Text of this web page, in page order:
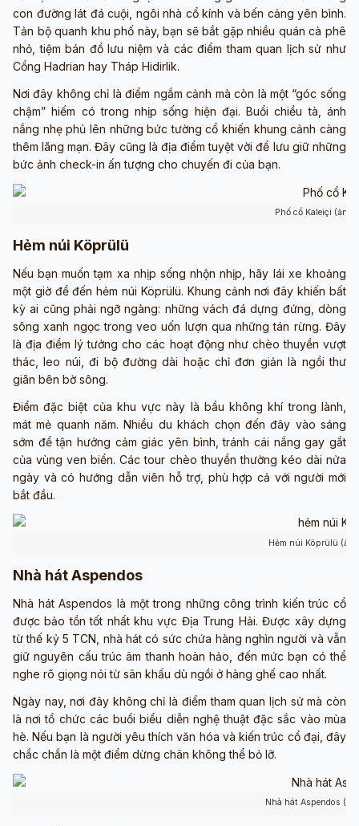
con đường lát đá cuội, ngôi nhà cổ kính và bến cảng yên bình.
Tản bộ quanh khu phố này, bạn sẽ bắt gặp nhiều quán cà phê
nhỏ, tiệm bán đồ lưu niệm và các điểm tham quan lịch sử như
Cổng Hadrian hay Tháp Hidirlik.
Nơi đây không chỉ là điểm ngắm cảnh mà còn là một “góc sống
chậm” hiếm có trong nhịp sống hiện đại. Buổi chiều tà, ánh
nắng nhẹ phủ lên những bức tường cổ khiến khung cảnh càng
thêm lãng mạn. Đây cũng là địa điểm tuyệt vời để lưu giữ những
bức ảnh check-in ấn tượng cho chuyến đi của bạn.
Phố cổ Kaleiçi (ảnh
Hẻm núi Köprülü
Nếu bạn muốn tạm xa nhịp sống nhộn nhịp, hãy lái xe khoảng
một giờ để đến hẻm núi Köprülü. Khung cảnh nơi đây khiến bất
kỳ ai cũng phải ngỡ ngàng: những vách đá dựng đứng, dòng
sông xanh ngọc trong veo uốn lượn qua những tán rừng. Đây
là địa điểm lý tưởng cho các hoạt động như chèo thuyền vượt
thác, leo núi, đi bộ đường dài hoặc chỉ đơn giản là ngồi thư
giãn bên bờ sông.
Điểm đặc biệt của khu vực này là bầu không khí trong lành,
mát mẻ quanh năm. Nhiều du khách chọn đến đây vào sáng
sớm để tận hưởng cảm giác yên bình, tránh cái nắng gay gắt
của vùng ven biển. Các tour chèo thuyền thường kéo dài nửa
ngày và có hướng dẫn viên hỗ trợ, phù hợp cả với người mới
bắt đầu.
Hẻm núi Köprülü
Nhà hát Aspendos
Nhà hát Aspendos là một trong những công trình kiến trúc cổ
được bảo tồn tốt nhất khu vực Địa Trung Hải. Được xây dựng
từ thế kỷ 5 TCN, nhà hát có sức chứa hàng nghìn người và vẫn
giữ nguyên cấu trúc âm thanh hoàn hảo, đến mức bạn có thể
nghe rõ giọng nói từ sân khấu dù ngồi ở hàng ghế cao nhất.
Ngày nay, nơi đây không chỉ là điểm tham quan lịch sử mà còn
là nơi tổ chức các buổi biểu diễn nghệ thuật đặc sắc vào mùa
hè. Nếu bạn là người yêu thích văn hóa và kiến trúc cổ đại, đây
chắc chắn là một điểm dừng chân không thể bỏ lỡ.
Nhà hát Aspendos